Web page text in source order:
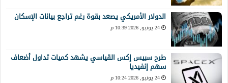
الدولار الأمريكي يصعد بقوة رغم تراجع بيانات الإسكان
24 يونيو, 2026 10:39 م
طرح سبيس إكس القياسي يشهد كميات تداول أضعاف
سهم إنفيديا
24 يونيو, 2026 10:24 م